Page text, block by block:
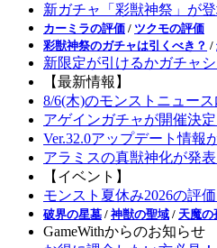
新ガチャ「彩獣神祭」が登
カーミラの評価 / ツクモの評価
彩獣神祭のガチャは引くべき？ /
新限定が引けるかガチャ
【最新情報】
8/6(木)のモンストニュー
アゲインガチャが開催決定
Ver.32.0アップデート情報
アラミスの真獣神化が発表
【イベント】
モンスト夏休み2026の評
破界の星墓 / 神獣の聖域 / 天魔の
GameWithからのお知らせ